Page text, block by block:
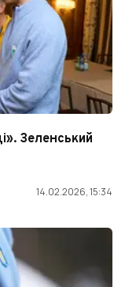
Зеленський
14.02.2026, 15:34